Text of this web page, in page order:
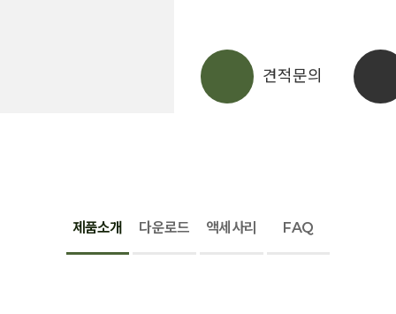
견적문의
제품소개 다운로드 액세사리 FAQ